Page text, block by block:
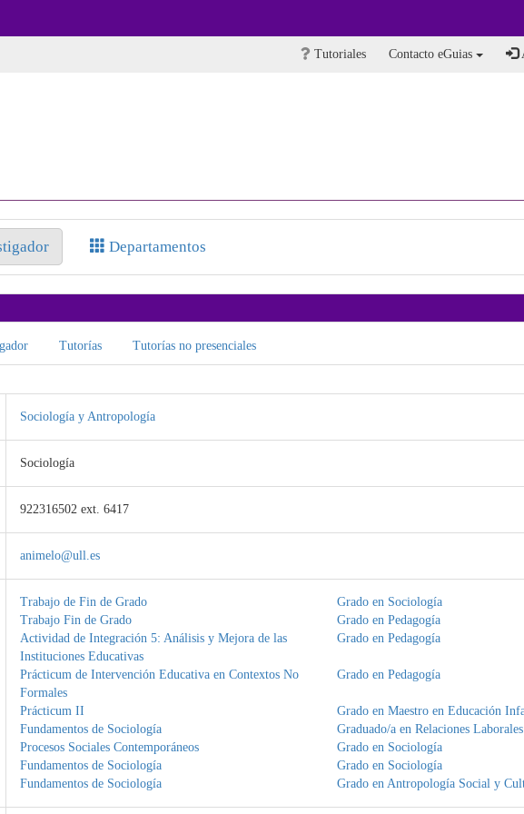
Tutoriales Contacto eGuias
Departamentos
Tutorías Tutorías no presenciales
Sociología y Antropología
Sociología
922316502 ext. 6417
animelo@ull.es
Trabajo de Fin de Grado
Grado en Sociología
Trabajo Fin de Grado
Grado en Pedagogía
Actividad de Integración 5: Análisis y Mejora de las
Instituciones Educativas
Grado en Pedagogía
Prácticum de Intervención Educativa en Contextos No
Formales
Grado en Pedagogía
Prácticum II
Grado en Maestro en Educación
Fundamentos de Sociología
Graduado/a en Relaciones Laborales
Procesos Sociales Contemporáneos
Grado en Sociología
Fundamentos de Sociología
Grado en Sociología
Fundamentos de Sociología
Grado en Antropología Social y